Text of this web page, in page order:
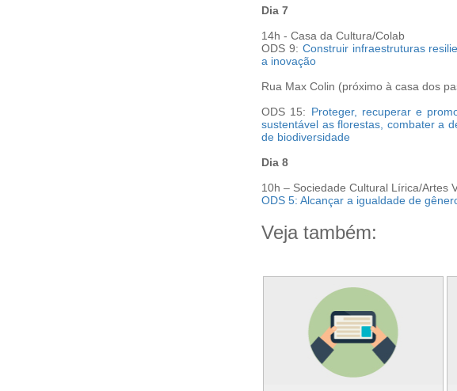
Dia 7
14h -Casa da Cultura/Colab
ODS 9: Construir infraestruturas
a inovação
Rua Max Colin (próximo à casa dos
ODS 15: Proteger, recuperar e
sustentável as florestas, combater a
de biodiversidade
Dia 8
10h – Sociedade Cultural Lírica/Artes
ODS 5: Alcançar a igualdade de
Veja também: